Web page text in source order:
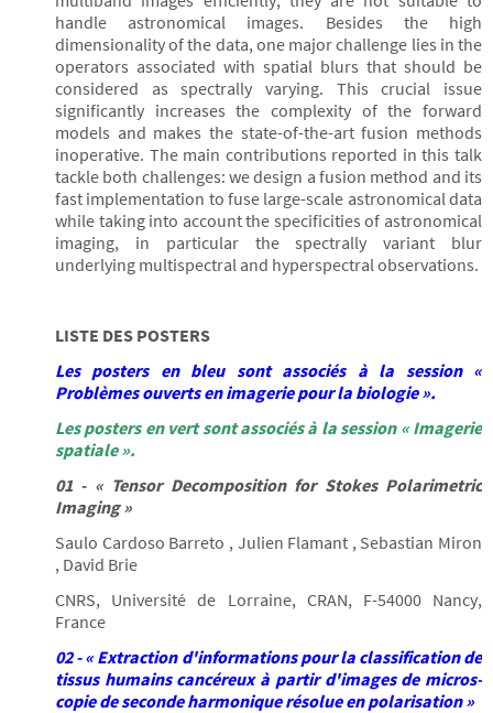
handle astronomical images. Besides the high
dimensionality of the data, one major challenge lies in the
operators associated with spatial blurs that should be
considered as spectrally varying. This crucial issue
significantly increases the complexity of the forward
models and makes the state-of-the-art fusion methods
inoperative. The main contributions reported in this talk
tackle both challenges: we design a fusion method and its
fast implementation to fuse large-scale astronomical data
while taking into account the specificities of astronomical
imaging, in particular the spectrally variant blur
underlying multispectral and hyperspectral observations.
LISTE DES POSTERS
Les posters en bleu sont associés à la session «
Problèmes ouverts en imagerie pour la biologie ».
Les posters en vert sont associés à la session « Imagerie
spatiale ».
01 - « Tensor Decomposition for Stokes Polarimetric
Imaging »
Saulo Cardoso Barreto , Julien Flamant , Sebastian Miron
, David Brie
CNRS, Université de Lorraine, CRAN, F-54000 Nancy,
France
02 - « Extraction d'informations pour la classification de
tissus humains cancéreux à partir d'images de micros-
copie de seconde harmonique résolue en polarisation »